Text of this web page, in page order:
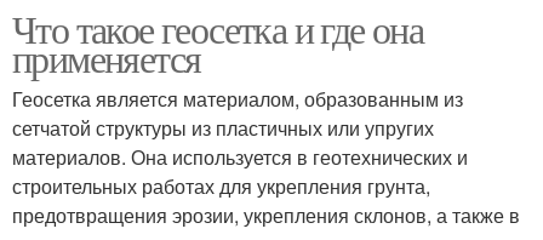
Что такое геосетка и где она
применяется
Геосетка является материалом, образованным из
сетчатой структуры из пластичных или упругих
материалов. Она используется в геотехнических и
строительных работах для укрепления грунта,
предотвращения эрозии, укрепления склонов, а также в